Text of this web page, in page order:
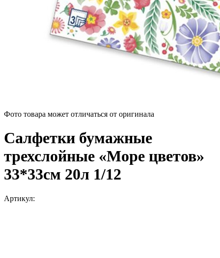
Фото товара может отличаться от оригинала
Салфетки бумажные
трехслойные «Море цветов»
33*33см 20л 1/12
Артикул: